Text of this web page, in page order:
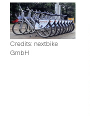
Credits: nextbike
GmbH